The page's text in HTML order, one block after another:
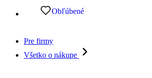
Obľúbené
Pre firmy
Všetko o nákupe